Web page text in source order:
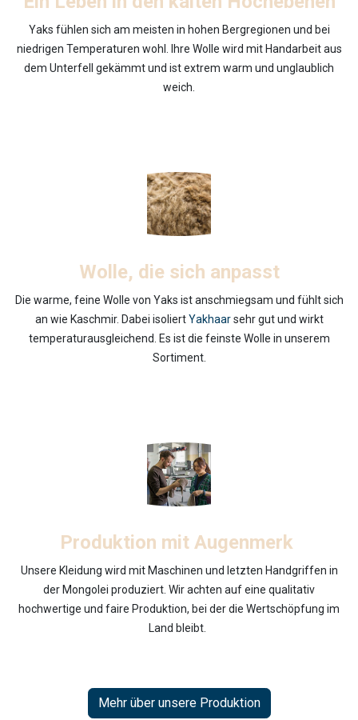
Yaks fühlen sich am meisten in hohen Bergregionen und bei
niedrigen Temperaturen wohl. Ihre Wolle wird mit Handarbeit aus
dem Unterfell gekämmt und ist extrem warm und unglaublich
weich.
Wolle, die sich anpasst
Die warme, feine Wolle von Yaks ist anschmiegsam und fühlt sich
an wie Kaschmir. Dabei isoliertYakhaarsehr gut und wirkt
temperaturausgleichend. Es ist die feinste Wolle in unserem
Sortiment.
Produktion mit Augenmerk
Unsere Kleidung wird mit Maschinen und letzten Handgriffen in
der Mongolei produziert. Wir achten auf eine qualitativ
hochwertige und faire Produktion, bei der die Wertschöpfung im
Land bleibt.
Mehr über unsere Produktion